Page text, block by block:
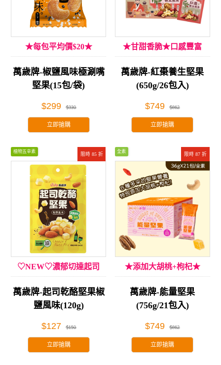
★每包平均價$20★
萬歲牌-椒鹽風味極涮嘴
堅果(15包/袋)
$299 $330
立即搶購
★甘甜香脆★口感豐富
萬歲牌-紅棗養生堅果
(650g/26包入)
$749 $862
立即搶購
限時 85 折
植物五辛素
♡NEW♡濃郁切達起司
萬歲牌-起司乾酪堅果椒
鹽風味(120g)
$127 $150
立即搶購
限時 87 折
全素
★添加大胡桃+枸杞★
萬歲牌-能量堅果
(756g/21包入)
$749 $862
立即搶購